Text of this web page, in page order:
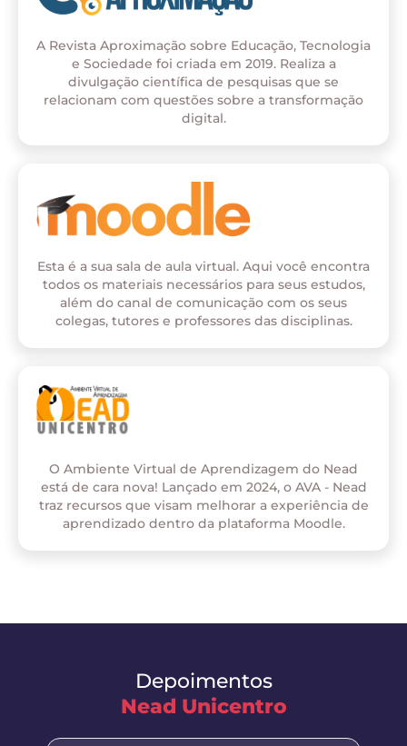
A Revista Aproximação sobre Educação, Tecnologia
e Sociedade foi criada em 2019. Realiza a
divulgação científica de pesquisas que se
relacionam com questões sobre a transformação
digital.
Esta é a sua sala de aula virtual. Aqui você encontra
todos os materiais necessários para seus estudos,
além do canal de comunicação com os seus
colegas, tutores e professores das disciplinas.
O Ambiente Virtual de Aprendizagem do Nead
está de cara nova! Lançado em 2024, o AVA - Nead
traz recursos que visam melhorar a experiência de
aprendizado dentro da plataforma Moodle.
Depoimentos
Nead Unicentro